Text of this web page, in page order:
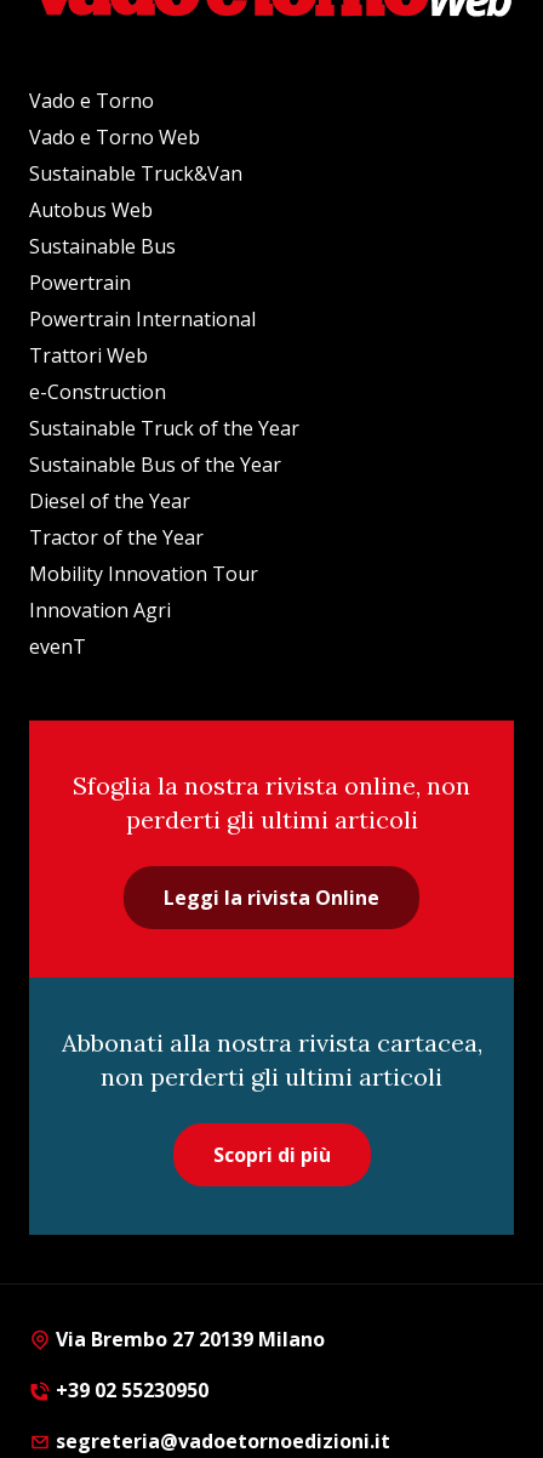
Vado e Torno
Vado e Torno Web
Sustainable Truck&Van
Autobus Web
Sustainable Bus
Powertrain
Powertrain International
Trattori Web
e-Construction
Sustainable Truck of the Year
Sustainable Bus of the Year
Diesel of the Year
Tractor of the Year
Mobility Innovation Tour
Innovation Agri
evenT
Sfoglia la nostra rivista online, non
perderti gli ultimi articoli
Leggi la rivista Online
Abbonati alla nostra rivista cartacea,
non perderti gli ultimi articoli
Scopri di più
Via Brembo 27 20139 Milano
+39 02 55230950
segreteria@vadoetornoedizioni.it